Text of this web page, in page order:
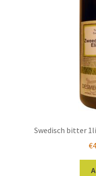
Swedisch bitter
€